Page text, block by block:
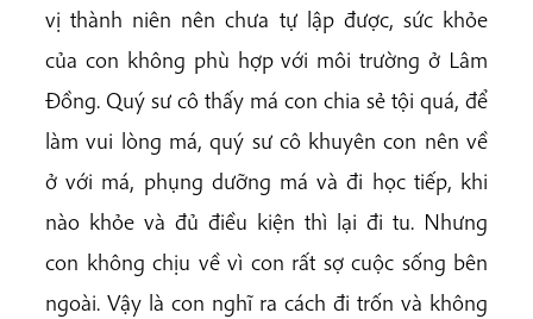
vị thành niên nên chưa tự lập được, sức khỏe
của con không phù hợp với môi trường ở Lâm
Đồng. Quý sư cô thấy má con chia sẻ tội quá, để
làm vui lòng má, quý sư cô khuyên con nên về
ở với má, phụng dưỡng má và đi học tiếp, khi
nào khỏe và đủ điều kiện thì lại đi tu. Nhưng
con không chịu về vì con rất sợ cuộc sống bên
ngoài. Vậy là con nghĩ ra cách đi trốn và không